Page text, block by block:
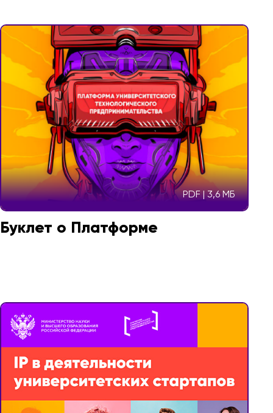
PDF | 3,6 МБ
Буклет о Платформе